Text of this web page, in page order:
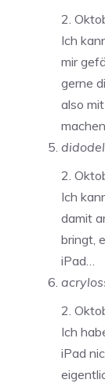
2.
Ich
mir
gerne
also
2.
Ich
damit
bringt,
iPad…
2.
Ich
iPad